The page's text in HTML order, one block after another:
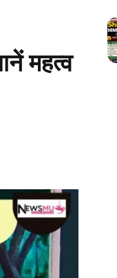
महत्व